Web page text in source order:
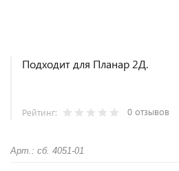
Подходит для Планар 2Д.
Рейтинг: 0 отзывов
Арт.: сб. 4051-01